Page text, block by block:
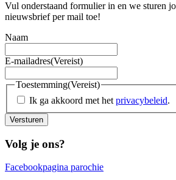
Vul onderstaand formulier in en we sturen
nieuwsbrief per mail toe!
Naam
E-mailadres(Vereist)
Toestemming(Vereist)
Ik ga akkoord met het privacybeleid.
Versturen
Volg je ons?
Facebookpagina parochie